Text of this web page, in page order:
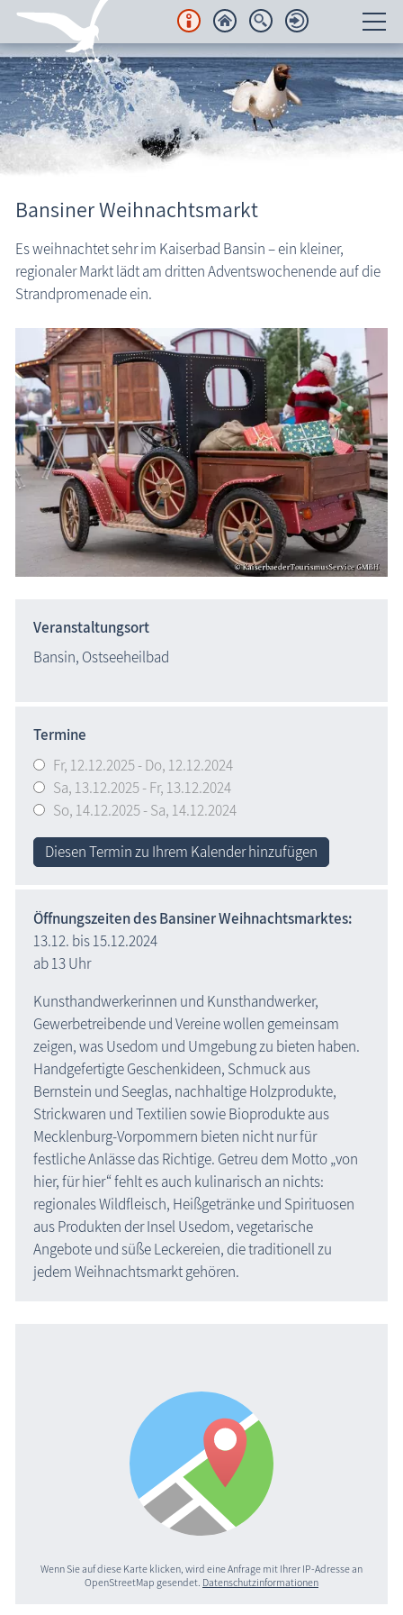
Unterkünfte
Regionales
Urlaubsorte
Karten
Freizeit
Wissenswertes
Veranstaltungen
Blog
Bansiner Weihnachtsmarkt
Es weihnachtet sehr im Kaiserbad Bansin – ein kleiner,
regionaler Markt lädt am dritten Adventswochenende auf die
Strandpromenade ein.
Veranstaltungsort
Bansin, Ostseeheilbad
Termine
Fr, 12.12.2025-Do, 12.12.2024
Sa, 13.12.2025-Fr, 13.12.2024
So, 14.12.2025-Sa, 14.12.2024
Diesen Termin zu Ihrem Kalender hinzufügen
Öffnungszeiten des Bansiner Weihnachtsmarktes:
13.12. bis 15.12.2024
ab 13 Uhr
Kunsthandwerkerinnen und Kunsthandwerker,
Gewerbetreibende und Vereine wollen gemeinsam
zeigen, was Usedom und Umgebung zu bieten haben.
Handgefertigte Geschenkideen, Schmuck aus
Bernstein und Seeglas, nachhaltige Holzprodukte,
Strickwaren und Textilien sowie Bioprodukte aus
Mecklenburg-Vorpommern bieten nicht nur für
festliche Anlässe das Richtige. Getreu dem Motto „von
hier, für hier“ fehlt es auch kulinarisch an nichts:
regionales Wildfleisch, Heißgetränke und Spirituosen
aus Produkten der Insel Usedom, vegetarische
Angebote und süße Leckereien, die traditionell zu
jedem Weihnachtsmarkt gehören.
Wenn Sie auf diese Karte klicken, wird eine Anfrage mit Ihrer IP-Adresse an
OpenStreetMap gesendet. Datenschutzinformationen